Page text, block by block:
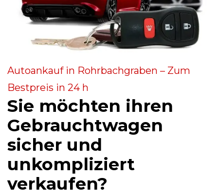
Autoankauf in Rohrbachgraben – Zum
Bestpreis in 24 h
Sie möchten ihren
Gebrauchtwagen
sicher und
unkompliziert
verkaufen?